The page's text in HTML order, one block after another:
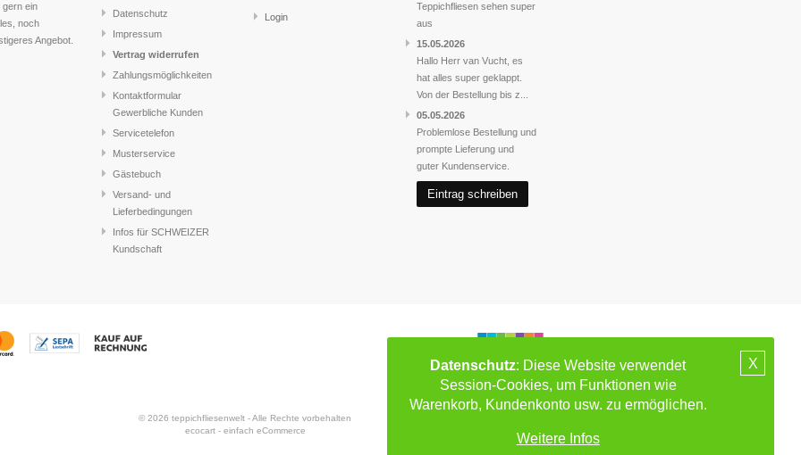
gern ein
noch
Angebot.
Datenschutz
Impressum
Vertrag widerrufen
Zahlungsmöglichkeiten
Kontaktformular
Gewerbliche Kunden
Servicetelefon
Musterservice
Gästebuch
Versand- und
Lieferbedingungen
Infos für SCHWEIZER
Kundschaft
Login
Teppichfliesen sehen super
aus
15.05.2026
Hallo Herr van Vucht, es
hat alles super geklappt.
Von der Bestellung bis z...
05.05.2026
Problemlose Bestellung und
prompte Lieferung und
guter Kundenservice.
Eintrag schreiben
© 2026 teppichfliesenwelt - Alle Rechte vorbehalten
ecocart - einfach eCommerce
Datenschutz: Diese Website verwendet
Session-Cookies, um Funktionen wie
Warenkorb, Kundenkonto usw. zu ermöglichen.
Weitere Infos
X